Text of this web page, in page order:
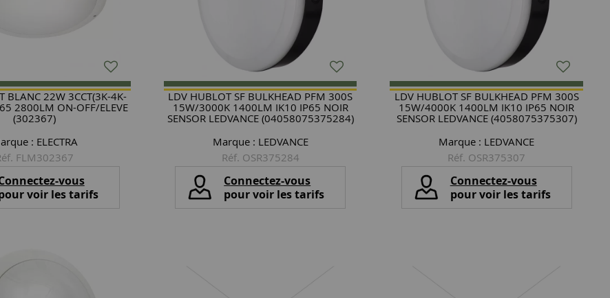
BLANC 22W 3CCT(3K-4K-
2800LM ON-OFF/ELEVE
(302367)
: ELECTRA
FLM302367
vous
voir les tarifs
LDV HUBLOT SF BULKHEAD PFM 300S
15W/3000K 1400LM IK10 IP65 NOIR
SENSOR LEDVANCE (04058075375284)
Marque : LEDVANCE
Réf. OSR375284
Connectez-vous
pour voir les tarifs
LDV HUBLOT SF BULKHEAD PFM 300S
15W/4000K 1400LM IK10 IP65 NOIR
SENSOR LEDVANCE (4058075375307)
Marque : LEDVANCE
Réf. OSR375307
Connectez-vous
pour voir les tarifs